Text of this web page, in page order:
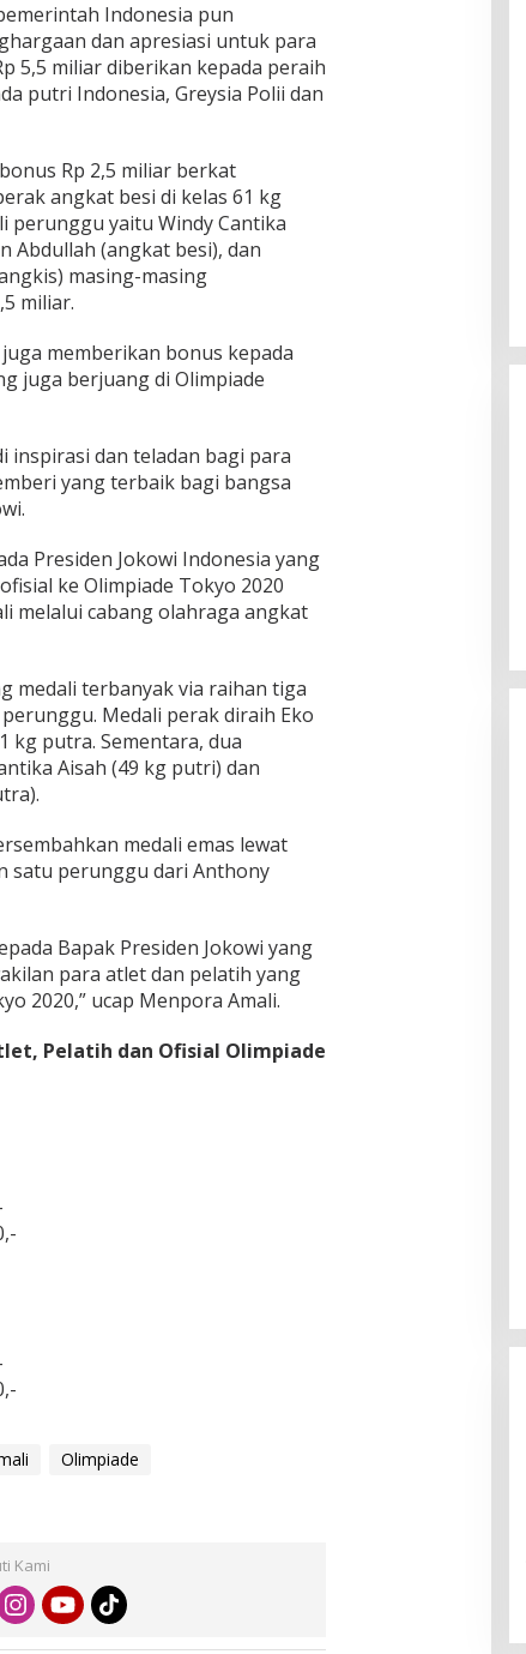
Indonesia pun
dan apresiasi untuk para
5,5 miliar diberikan kepada peraih
putri Indonesia, Greysia Polii dan
Rp 2,5 miliar berkat
angkat besi di kelas 61 kg
perunggu yaitu Windy Cantika
Abdullah (angkat besi), dan
masing-masing
miliar.
memberikan bonus kepada
juga berjuang di Olimpiade
inspirasi dan teladan bagi para
yang terbaik bagi bangsa
Presiden Jokowi Indonesia yang
ke Olimpiade Tokyo 2020
melalui cabang olahraga angkat
medali terbanyak via raihan tiga
Medali perak diraih Eko
kg putra. Sementara, dua
Aisah (49 kg putri) dan
medali emas lewat
satu perunggu dari Anthony
Bapak Presiden Jokowi yang
para atlet dan pelatih yang
2020,” ucap Menpora Amali.
Pelatih dan Ofisial Olimpiade
Olimpiade
Kami
Resmi Dilantik
Devy
3, 2025
Koordinator ARPN Mario Sebut
Perseteruan TNI-POLRI Sengaja
dilakukan Provokator
Di Berita, Pemuda, Politik